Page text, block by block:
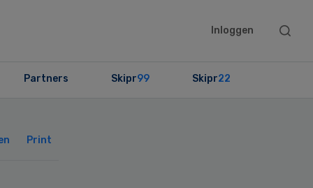
Inloggen
Search
Partners Skipr99 Skipr22
Print